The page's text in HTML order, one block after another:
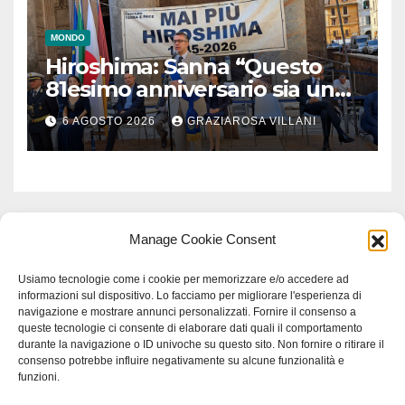
Manage Cookie Consent
Usiamo tecnologie come i cookie per memorizzare e/o accedere ad
informazioni sul dispositivo. Lo facciamo per migliorare l'esperienza di
navigazione e mostrare annunci personalizzati. Fornire il consenso a
queste tecnologie ci consente di elaborare dati quali il comportamento
durante la navigazione o ID univoche su questo sito. Non fornire o ritirare il
consenso potrebbe influire negativamente su alcune funzionalità e
funzioni.
MONDO
Hiroshima: Sanna “Questo
81esimo anniversario sia un
monito per tutti”
6 AGOSTO 2026 GRAZIAROSA VILLANI